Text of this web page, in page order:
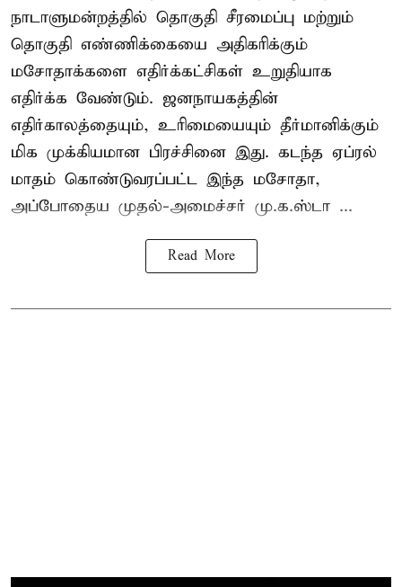
நாடாளுமன்றத்தில் தொகுதி சீரமைப்பு மற்றும்
தொகுதி எண்ணிக்கையை அதிகரிக்கும்
மசோதாக்களை எதிர்க்கட்சிகள் உறுதியாக
எதிர்க்க வேண்டும். ஜனநாயகத்தின்
எதிர்காலத்தையும், உரிமையையும் தீர்மானிக்கும்
மிக முக்கியமான பிரச்சினை இது. கடந்த ஏப்ரல்
மாதம் கொண்டுவரப்பட்ட இந்த மசோதா,
அப்போதைய முதல்-அமைச்சர் மு.க.ஸ்டா ...
Read More